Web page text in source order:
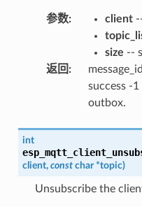
参数: client
size --
返回 :
success -
outbox.
int
client, const char *topic)
Unsubscribe the